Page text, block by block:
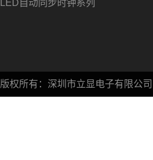
LED自动同步时钟系列
版权所有：深圳市立显电子有限公司